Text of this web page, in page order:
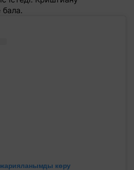
көру